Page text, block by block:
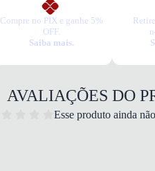
Compre no PIX e ganhe 5%
OFF.
Saiba mais.
AVALIAÇÕES DO
Esse produto ainda